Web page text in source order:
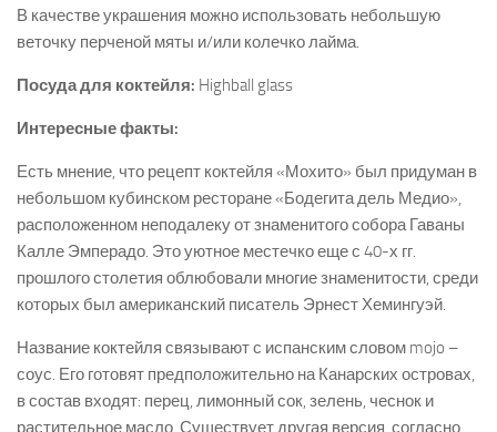
В качестве украшения можно использовать небольшую
веточку перченой мяты и/или колечко лайма.
Посуда для коктейля: Highball glass
Интересные факты:
Есть мнение, что рецепт коктейля «Мохито» был придуман в
небольшом кубинском ресторане «Бодегита дель Медио»,
расположенном неподалеку от знаменитого собора Гаваны
Калле Эмперадо. Это уютное местечко еще с 40-х гг.
прошлого столетия облюбовали многие знаменитости, среди
которых был американский писатель Эрнест Хемингуэй.
Название коктейля связывают с испанским словом mojo –
соус. Его готовят предположительно на Канарских островах,
в состав входят: перец, лимонный сок, зелень, чеснок и
растительное масло. Существует другая версия, согласно